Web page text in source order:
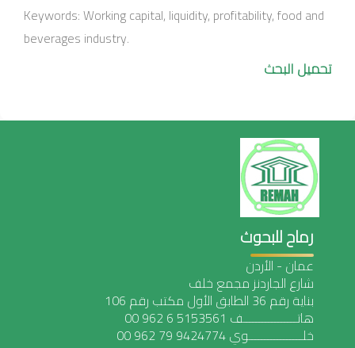
Keywords: Working capital, liquidity, profitability, food and
beverages industry.
تحميل البحث
رماح للبحوث
عمان - الأردن
شارع الجاردنز مجمع خلف
بناية رقم 36 الطابق الأول مكتب رقم 106
هاتـــــــــــــــــف 5153561 6 962 00
خلـــــــــــــــــوي 9424774 79 962 00